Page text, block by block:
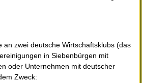
an zwei deutsche Wirtschaftsklubs (das
in Siebenbürgen mit
oder Unternehmen mit deutscher
Zweck: